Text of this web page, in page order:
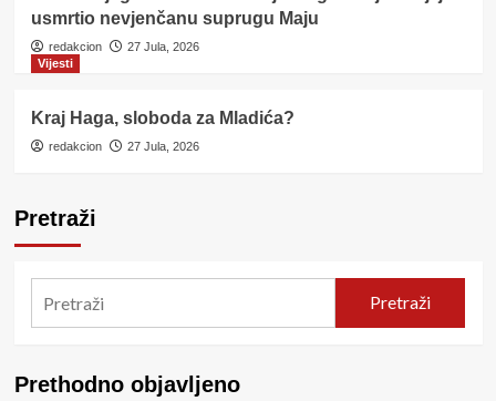
usmrtio nevjenčanu suprugu Maju
redakcion
27 Jula, 2026
Vijesti
Kraj Haga, sloboda za Mladića?
redakcion 27 Jula, 2026
Pretraži
Pretraži
Prethodno objavljeno